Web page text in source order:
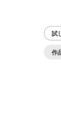
試
作